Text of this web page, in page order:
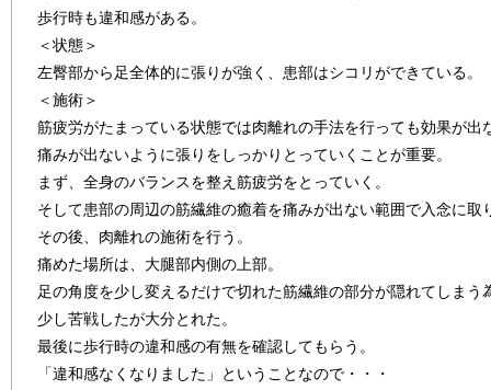
歩行時も違和感がある。
＜状態＞
左臀部から足全体的に張りが強く、患部はシコリができている。
＜施術＞
筋疲労がたまっている状態では肉離れの手法を行っても効果が出
痛みが出ないように張りをしっかりとっていくことが重要。
まず、全身のバランスを整え筋疲労をとっていく。
そして患部の周辺の筋繊維の癒着を痛みが出ない範囲で入念に取
その後、肉離れの施術を行う。
痛めた場所は、大腿部内側の上部。
足の角度を少し変えるだけで切れた筋繊維の部分が隠れてしまう
少し苦戦したが大分とれた。
最後に歩行時の違和感の有無を確認してもらう。
「違和感なくなりました」ということなので・・・